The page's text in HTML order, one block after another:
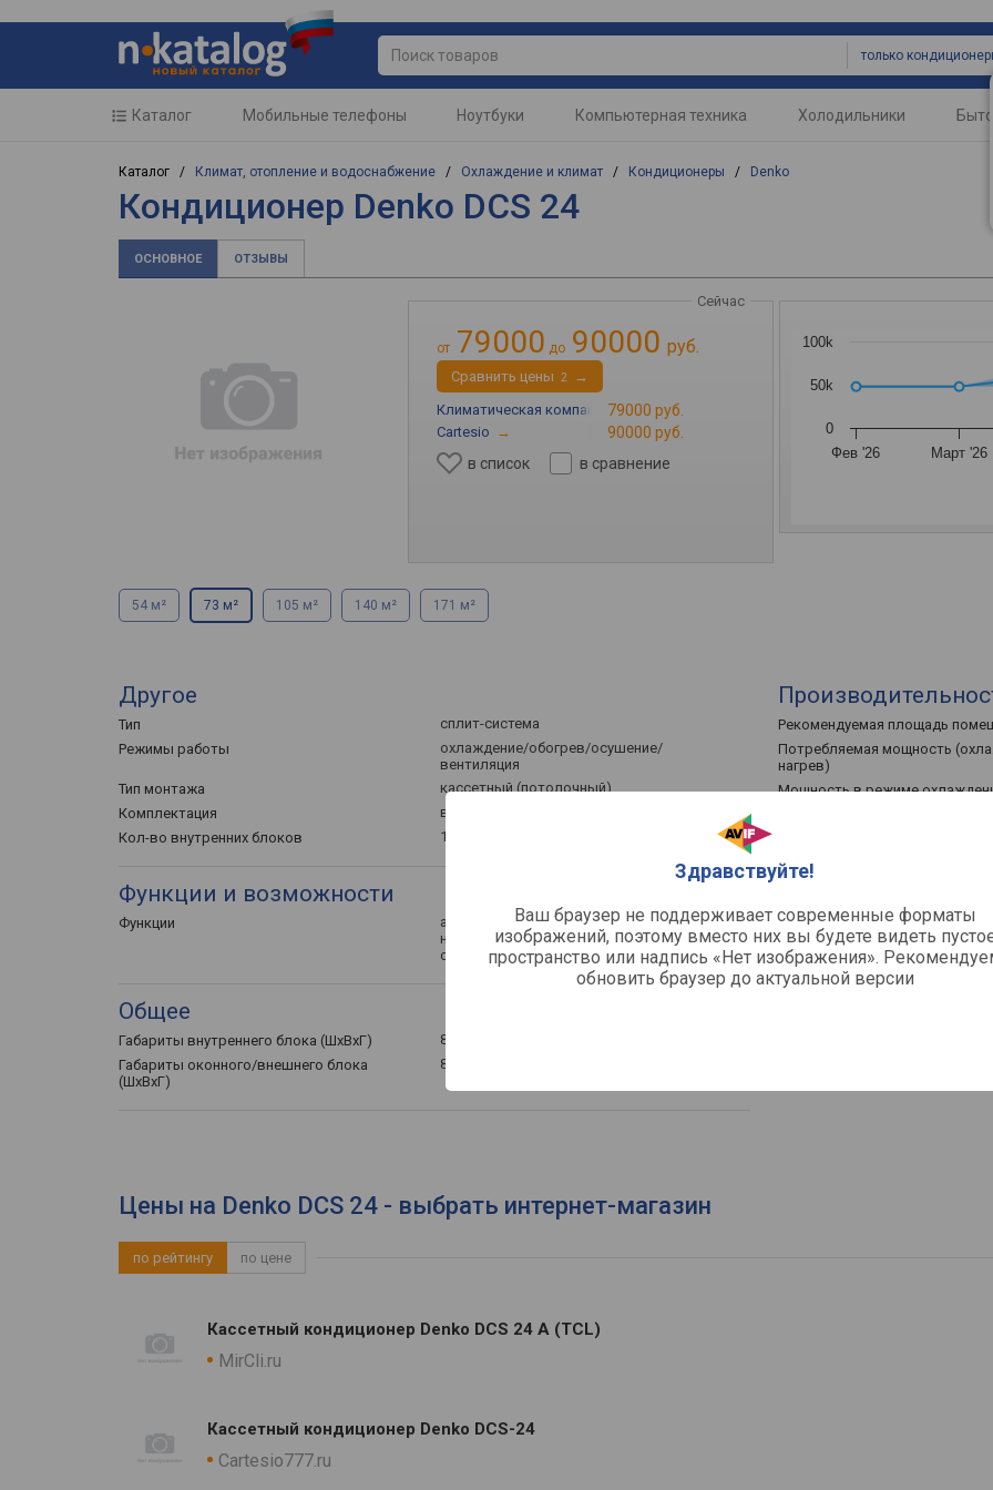
только
Здравствуйте!
Ваш браузер не поддерживает современные форматы
изображений, поэтому вместо них вы будете видеть
пространство или надпись «Нет изображения».
обновить браузер до актуальной версии
Каталог Мобильные телефоны Ноутбуки Компьютерная техника Холодильники
Каталог / Климат, отопление и водоснабжение / Охлаждение и климат / Кондиционеры / Denko
Кондиционер Denko DCS 24
ОСНОВНОЕ ОТЗЫВЫ
от 79000 до 90000 руб.
Сейчас
Cравнить цены 2 →
Климатическая компания «MirCli» →
79000 руб.
Cartesio →
90000 руб.
в список
в сравнение
Фев '26 Март '26
0
50k
100k
54 м² 73 м² 105 м² 140 м² 171 м²
Другое
Тип
сплит-система
Режимы работы
охлаждение/обогрев/осушение/
вентиляция
Тип монтажа
кассетный (потолочный)
Комплектация
внутренний блок, внешний блок
Кол-во внутренних блоков
1 шт
Функции и возможности
Функции
автовыбор режима работы, таймер,
ночной режим, авторестарт, самоочистка,
самодиагностика
Общее
Габариты внутреннего блока (ШхВхГ)
840x230x840 мм / вес – 24 кг /
Габариты оконного/внешнего блока
(ШхВхГ)
845x695x335 мм / вес – 51 кг /
Рекомендуемая площадь
Потребляемая мощность
нагрев)
Мощность в режиме
Уровень шума (макс/мин)
Характеристики
Дисплей на внутреннем блоке
Тип хладагента
Цены на Denko DCS 24 - выбрать интернет-магазин
по рейтингу по цене
Кассетный кондиционер Denko DCS 24 A (TCL)
MirCli.ru
Кассетный кондиционер Denko DCS-24
Cartesio777.ru